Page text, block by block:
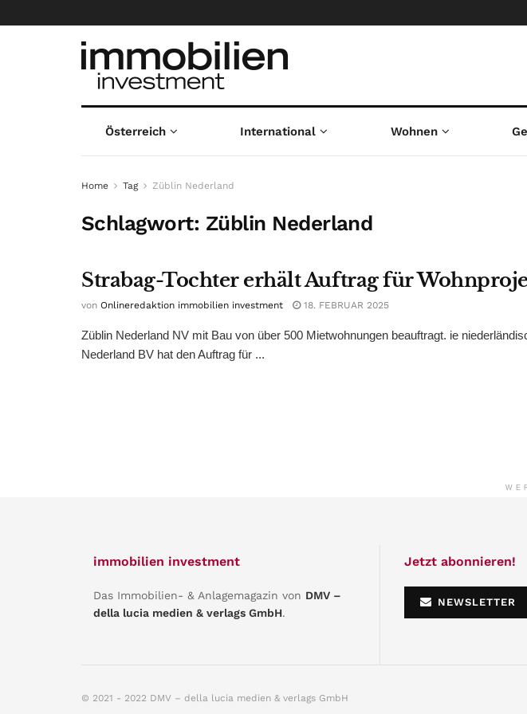
Österreich International Wohnen
Home Tag Züblin Nederland
Schlagwort: Züblin Nederland
Strabag-Tochter erhält Auftrag für
von Onlineredaktion immobilien investment 18. FEBRUAR 2025
Züblin Nederland NV mit Bau von über 500 Mietwohnungen beauftragt. ie
Nederland BV hat den Auftrag für ...
immobilien investment
Das Immobilien- & Anlagemagazin von DMV –
della lucia medien & verlags GmbH.
Jetzt abonnieren!
NEWSLETTER
© 2021 - 2022 DMV – della lucia medien & verlags GmbH